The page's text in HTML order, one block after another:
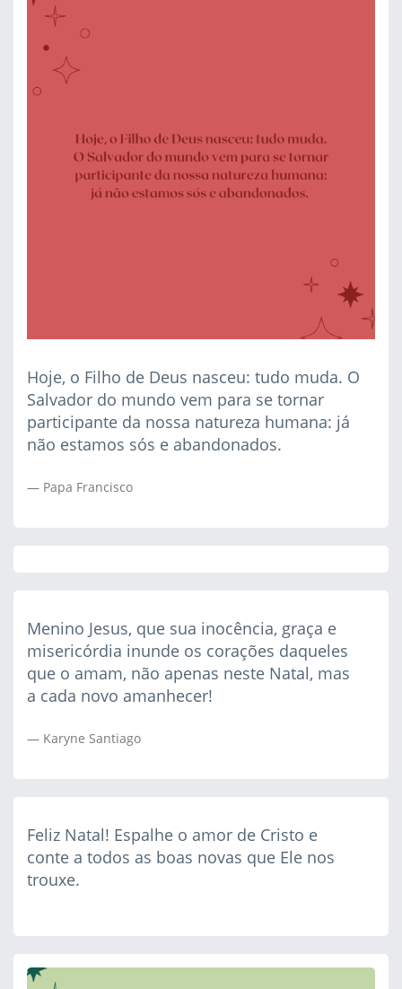
Hoje, o Filho de Deus nasceu: tudo muda. O
Salvador do mundo vem para se tornar
participante da nossa natureza humana: já
não estamos sós e abandonados.
Papa Francisco
Menino Jesus, que sua inocência, graça e
misericórdia inunde os corações daqueles
que o amam, não apenas neste Natal, mas
a cada novo amanhecer!
Karyne Santiago
Feliz Natal! Espalhe o amor de Cristo e
conte a todos as boas novas que Ele nos
trouxe.